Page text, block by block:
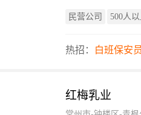
民营公司 500人
热招： 白班保安
红梅乳业